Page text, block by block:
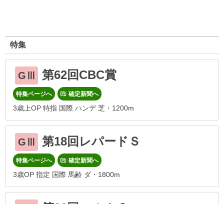
特集
GⅢ 第62回CBC賞
特集ページへ 確定新聞へ
3歳上OP 特指 国際 ハンデ 芝・1200m
GⅢ 第18回レパードＳ
特集ページへ 確定新聞へ
3歳OP 指定 国際 馬齢 ダ・1800m